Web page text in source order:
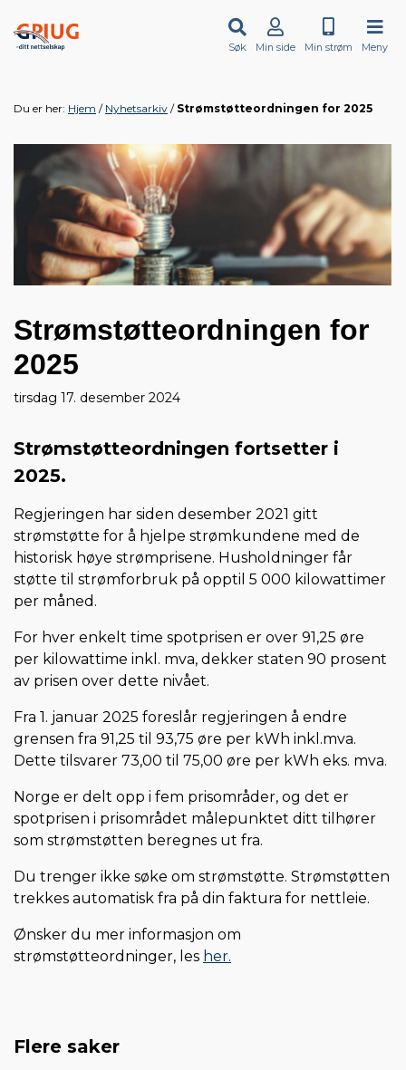
Søk Min side Min strøm Meny
Du er her: Hjem Nyhetsarkiv Strømstøtteordningen for 2025
Strømstøtteordningen for
2025
tirsdag 17. desember 2024
Strømstøtteordningen fortsetter i
2025.
Regjeringen har siden desember 2021 gitt
strømstøtte for å hjelpe strømkundene med de
historisk høye strømprisene. Husholdninger får
støtte til strømforbruk på opptil 5 000 kilowattimer
per måned.
For hver enkelt time spotprisen er over 91,25 øre
per kilowattime inkl. mva, dekker staten 90 prosent
av prisen over dette nivået.
Fra 1. januar 2025 foreslår regjeringen å endre
grensen fra 91,25 til 93,75 øre per kWh inkl.mva.
Dette tilsvarer 73,00 til 75,00 øre per kWh eks. mva.
Norge er delt opp i fem prisområder, og det er
spotprisen i prisområdet målepunktet ditt tilhører
som strømstøtten beregnes ut fra.
Du trenger ikke søke om strømstøtte. Strømstøtten
trekkes automatisk fra på din faktura for nettleie.
Ønsker du mer informasjon om
strømstøtteordninger, les her.
Flere saker